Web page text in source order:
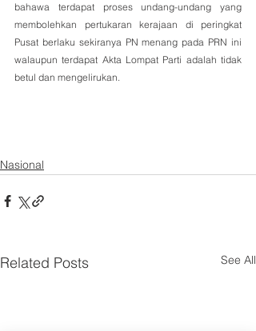
bahawa terdapat proses undang-undang yang
membolehkan pertukaran kerajaan di peringkat
Pusat berlaku sekiranya PN menang pada PRN ini
walaupun terdapat Akta Lompat Parti adalah tidak
betul dan mengelirukan.
Nasional
Related Posts See All